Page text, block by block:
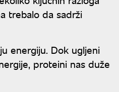
trebalo da sadrži
energiju. Dok ugljeni
proteini nas duže